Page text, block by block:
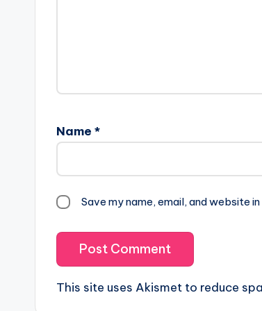
Name *
Save my name, email, and website
This site uses Akismet to reduce